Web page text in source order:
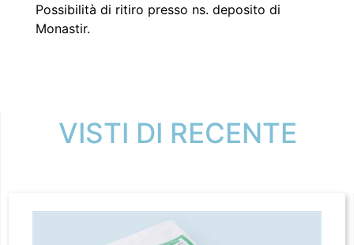
Possibilità di ritiro presso ns. deposito di
Monastir.
VISTI DI RECENTE